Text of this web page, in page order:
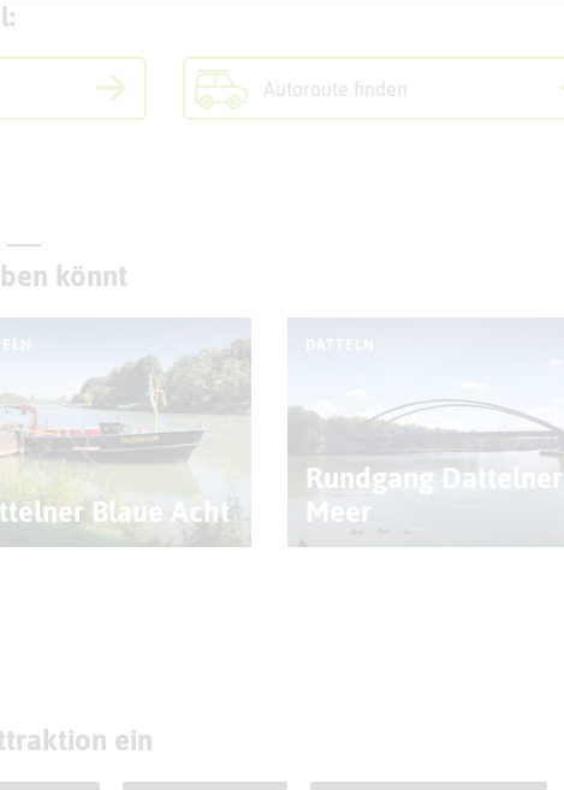
Autoroute finden
könnt
Blaue Acht
DATTELN
Rundgang Dattelner
Meer
ein